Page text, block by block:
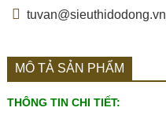
tuvan@sieuthidodong.vn
MÔ TẢ SẢN PHẨM
THÔNG TIN CHI TIẾT: